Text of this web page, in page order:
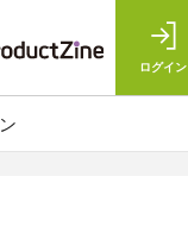
ログイン